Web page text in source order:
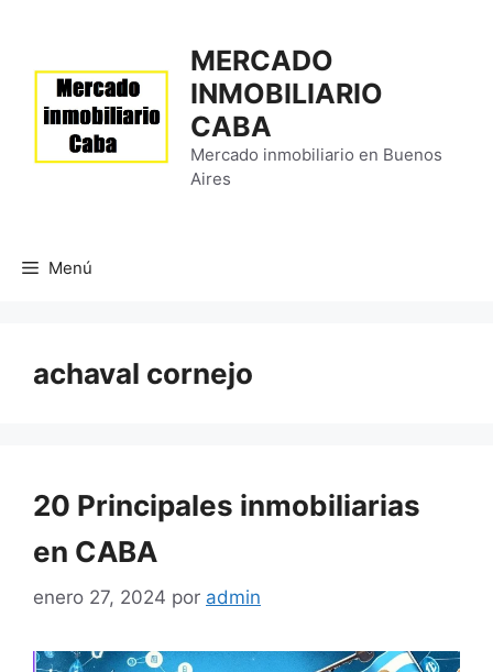
contenido
MERCADO
INMOBILIARIO
CABA
Mercado inmobiliario en Buenos
Aires
Menú
achaval cornejo
20 Principales inmobiliarias
en CABA
enero 27, 2024 por admin